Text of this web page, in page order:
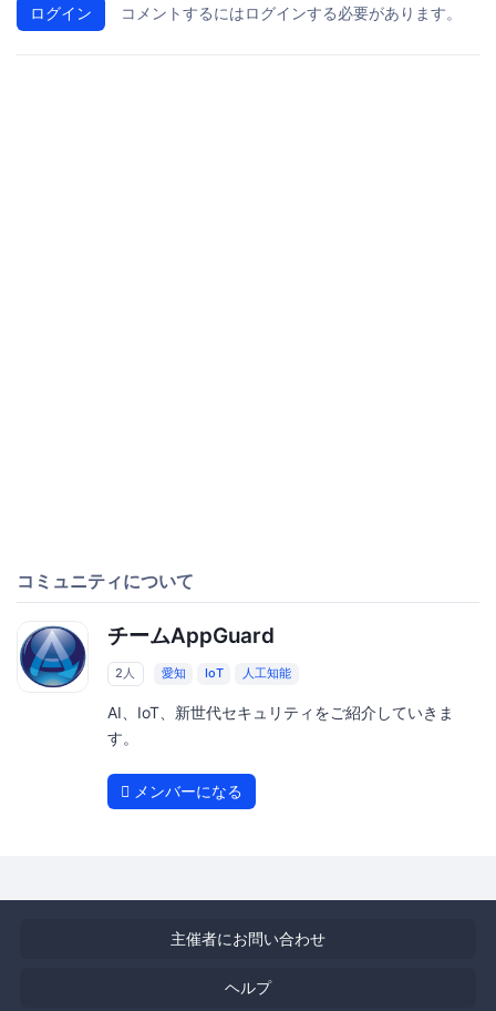
ログイン コメントするにはログインする必要があります。
コミュニティについて
チームAppGuard
2人 愛知 IoT 人工知能
AI、IoT、新世代セキュリティをご紹介していきま
す。
メンバーになる
主催者にお問い合わせ
ヘルプ